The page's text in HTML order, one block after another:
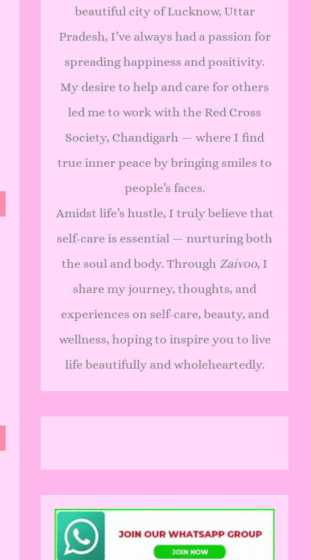
beautiful city of Lucknow, Uttar
Pradesh, I’ve always had a passion for
spreading happiness and positivity.
My desire to help and care for others
led me to work with the Red Cross
Society, Chandigarh — where I find
true inner peace by bringing smiles to
people’s faces.
Amidst life’s hustle, I truly believe that
self-care is essential — nurturing both
the soul and body. Through Zaivoo, I
share my journey, thoughts, and
experiences on self-care, beauty, and
wellness, hoping to inspire you to live
life beautifully and wholeheartedly.